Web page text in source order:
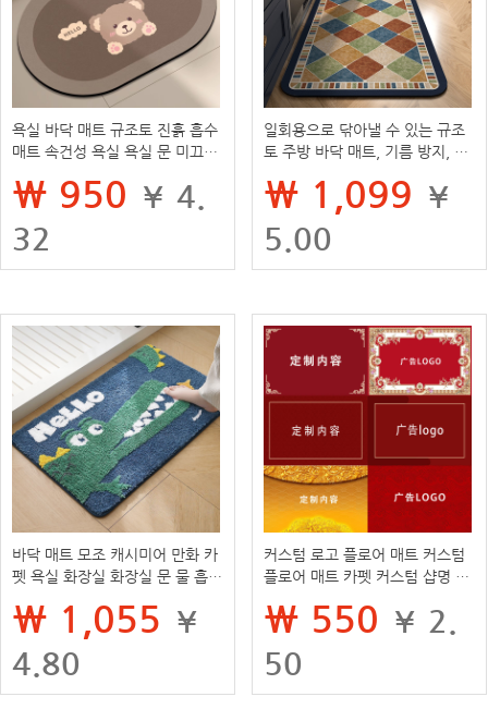
욕실 바닥 매트 규조토 진흙 흡수
매트 속건성 욕실 욕실 문 미끄럼
₩ 950 ¥ 4.
32
일회용으로 닦아낼 수 있는 규조
토 주방 바닥 매트, 기름 방지, 얼
기름 흡수, 전체 카펫, 배송 가능
₩ 1,099 ¥
5.00
바닥 매트 모조 캐시미어 만화 카
펫 욕실 화장실 화장실 문 물 흡수
₩ 1,055 ¥
4.80
커스텀 로고 플로어 매트 커스텀
플로어 매트 카펫 커스텀 샵명 현
매트 로고 커스텀
₩ 550 ¥ 2.
50